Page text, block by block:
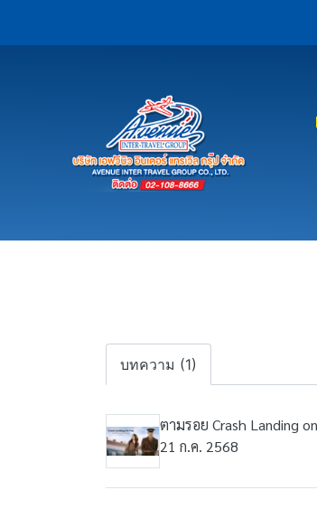
บทความ (1)
ตามรอย Crash Landing
21 ก.ค. 2568